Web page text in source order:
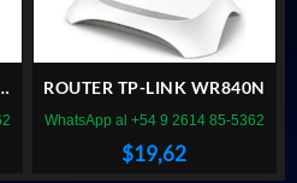
ROUTER TP-LINK WR840N
$19,62
WhatsApp al +54 9 2614 85-5362